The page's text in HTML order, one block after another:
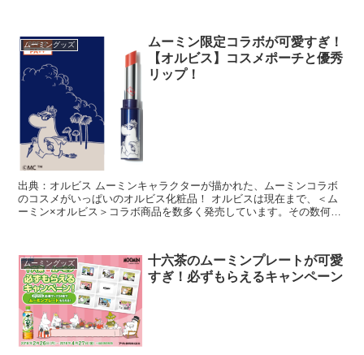
ムーミングッズ
ムーミン限定コラボが可愛すぎ！
【オルビス】コスメポーチと優秀
リップ！
出典：オルビス ムーミンキャラクターが描かれた、ムーミンコラボ
のコスメがいっぱいのオルビス化粧品！ オルビスは現在まで、＜ム
ーミン×オルビス＞コラボ商品を数多く発売しています。その数何と
ムーミングッズ
十六茶のムーミンプレートが可愛
すぎ！必ずもらえるキャンペーン